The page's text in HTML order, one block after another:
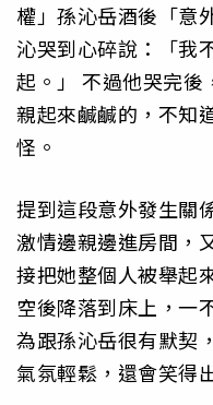
權」孫沁岳酒後「意
沁哭到心碎說：「我
起。」 不過他哭完後
親起來鹹鹹的，不知
怪。
提到這段意外發生關
激情邊親邊進房間，
接把她整個人被舉起
空後降落到床上，一
為跟孫沁岳很有默契
氣氛輕鬆，還會笑得